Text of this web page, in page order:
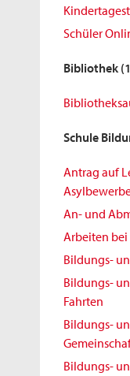
Schüler
Bibliothek
Schule
Antrag auf
An- und
Arbeiten
Bildungs-
Bildungs-
Fahrten
Bildungs-
Bildungs-